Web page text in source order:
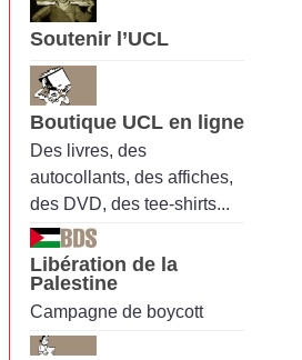
Soutenir l’UCL
Boutique UCL en ligne
Des livres, des
autocollants, des affiches,
des DVD, des tee-shirts...
Libération de la
Palestine
Campagne de boycott